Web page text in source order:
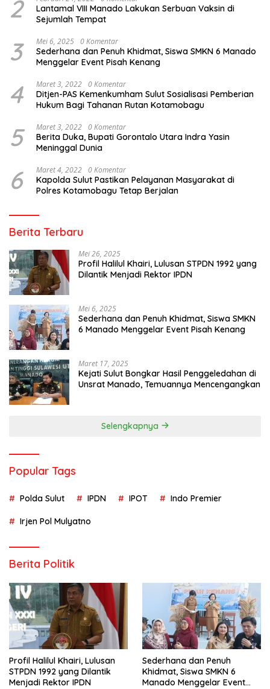
2
Lantamal VIII Manado Lakukan Serbuan Vaksin di
Sejumlah Tempat
3 Mei 6, 2025 0 Komentar
Sederhana dan Penuh Khidmat, Siswa SMKN 6 Manado
Menggelar Event Pisah Kenang
4 Maret 3, 2022 0 Komentar
Ditjen-PAS Kemenkumham Sulut Sosialisasi Pemberian
Hukum Bagi Tahanan Rutan Kotamobagu
5 Maret 3, 2022 0 Komentar
Berita Duka, Bupati Gorontalo Utara Indra Yasin
Meninggal Dunia
6 Maret 4, 2022 0 Komentar
Kapolda Sulut Pastikan Pelayanan Masyarakat di
Polres Kotamobagu Tetap Berjalan
Berita Terbaru
Mei 26, 2025
Profil Halilul Khairi, Lulusan STPDN 1992 yang
Dilantik Menjadi Rektor IPDN
Mei 6, 2025
Sederhana dan Penuh Khidmat, Siswa SMKN
6 Manado Menggelar Event Pisah Kenang
Maret 17, 2025
Kejati Sulut Bongkar Hasil Penggeledahan di
Unsrat Manado, Temuannya Mencengangkan
Selengkapnya
Popular Tags
Polda Sulut IPDN IPOT Indo Premier
Irjen Pol Mulyatno
Berita Politik
Profil Halilul Khairi, Lulusan
STPDN 1992 yang Dilantik
Menjadi Rektor IPDN
Sederhana dan Penuh
Khidmat, Siswa SMKN 6
Manado Menggelar Event